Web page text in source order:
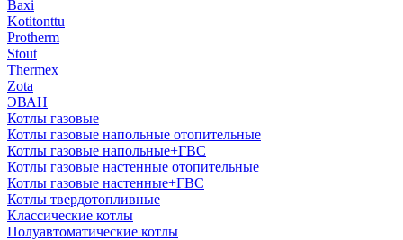
Baxi
Kotitonttu
Protherm
Stout
Thermex
Zota
ЭВАН
Котлы газовые
Котлы газовые напольные отопительные
Котлы газовые напольные+ГВС
Котлы газовые настенные отопительные
Котлы газовые настенные+ГВС
Котлы твердотопливные
Классические котлы
Полуавтоматические котлы